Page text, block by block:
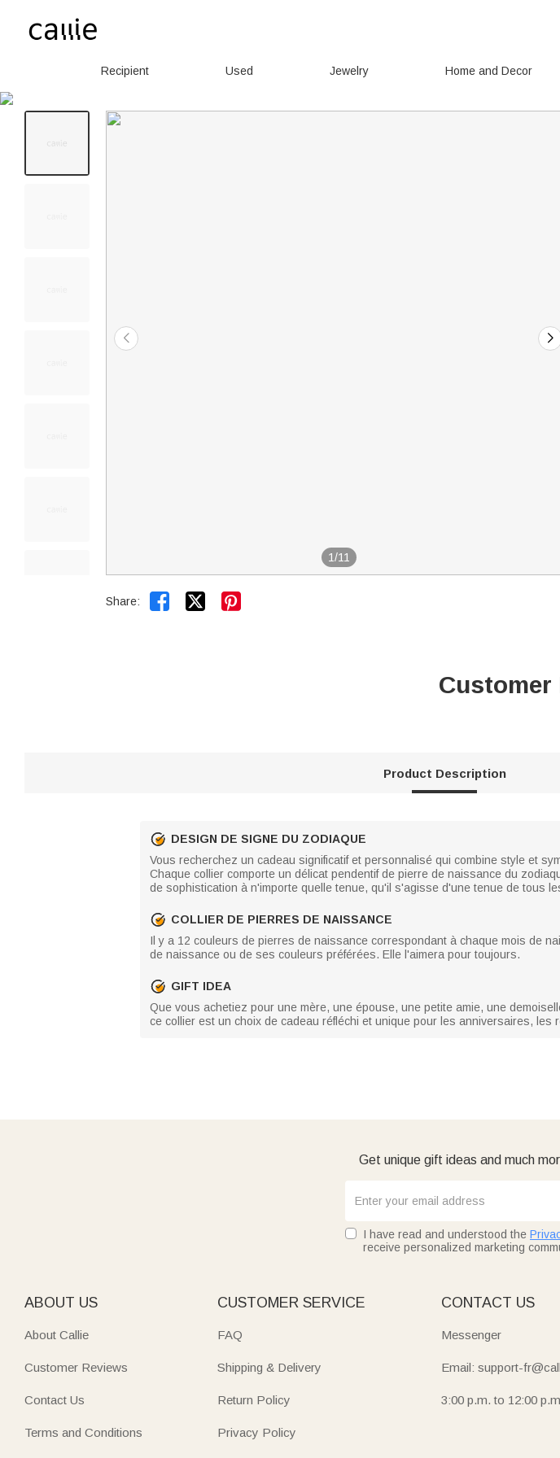
Recipient Used Jewelry Home and Decor
1/11
Share:  
Customer
Product Description
DESIGN DE SIGNE DU ZODIAQUE
Vous recherchez un cadeau significatif et personnalisé qui combine style et
Chaque collier comporte un délicat pendentif de pierre de naissance du
de sophistication à n'importe quelle tenue, qu'il s'agisse d'une tenue de tous
COLLIER DE PIERRES DE NAISSANCE
Il y a 12 couleurs de pierres de naissance correspondant à chaque mois de
de naissance ou de ses couleurs préférées. Elle l'aimera pour toujours.
GIFT IDEA
Que vous achetiez pour une mère, une épouse, une petite amie, une
ce collier est un choix de cadeau réfléchi et unique pour les anniversaires,
Get unique gift ideas and much
I have read and understood the
receive personalized marketing
ABOUT US
About Callie
Customer Reviews
Contact Us
Terms and Conditions
CUSTOMER SERVICE
FAQ
Shipping & Delivery
Return Policy
Privacy Policy
CONTACT US
Messenger
Email: support-
3:00 p.m. to 12:00